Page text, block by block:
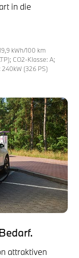
in die
kWh/100 km
CO2-Klasse: A;
(326 PS)
attraktiven